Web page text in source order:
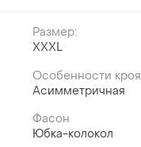
Размер:
XXXL
Особенности кроя
Асимметричная
Фасон
Юбка-колокол